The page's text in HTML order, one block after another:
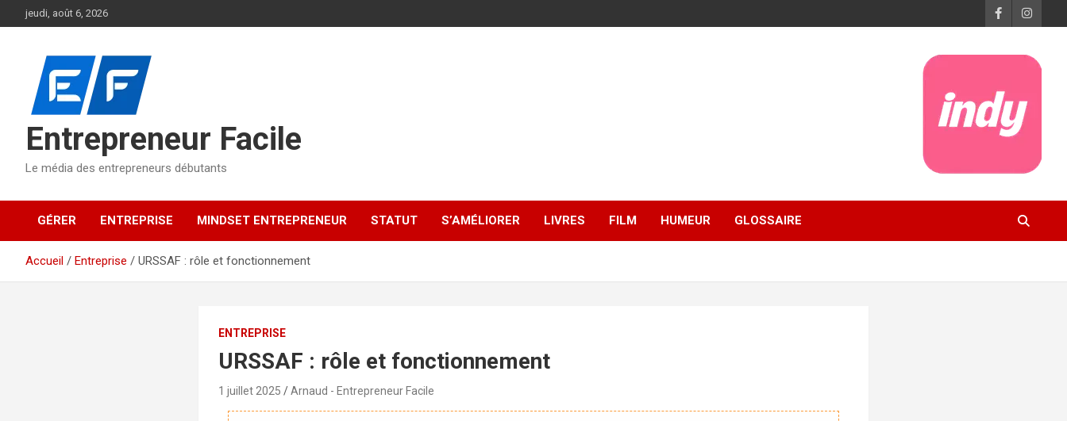
au
jeudi, août 6, 2026
Entrepreneur Facile
Le média des entrepreneurs débutants
GÉRER ENTREPRISE MINDSET ENTREPRENEUR STATUT S’AMÉLIORER LIVRES FILM HUMEUR GLOSSAIRE
Accueil Entreprise URSSAF : rôle et fonctionnement
ENTREPRISE
URSSAF : rôle et fonctionnement
1 juillet 2025 Arnaud - Entrepreneur Facile